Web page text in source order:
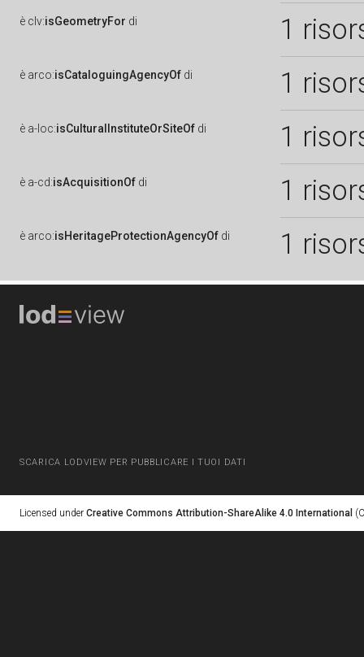
è clv:isGeometryFor di 1
è arco:isCataloguingAgencyOf di 1
è a-loc:isCulturalInstituteOrSiteOf di 1
è a-cd:isAcquisitionOf di 1
è arco:isHeritageProtectionAgencyOf di 1
SCARICA LODVIEW PER PUBBLICARE I TUOI DATI
Licensed under Creative Commons Attribution-ShareAlike 4.0 International